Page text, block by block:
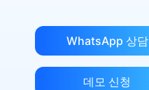
WhatsApp 상담
데모 신청